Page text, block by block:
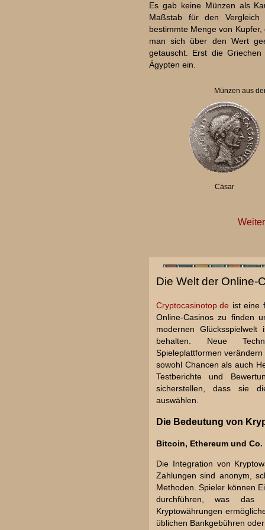
Es gab keine Münzen als
Maßstab für den Vergleich
bestimmte Menge von Kupfer,
man sich über den Wert
getauscht. Erst die
Ägypten ein.
Münzen aus
Cäsar
Die Welt der Online-
Cryptocasinotop.de ist eine
Online-Casinos zu finden
modernen
behalten. Neue
Spieleplattformen
sowohl Chancen als auch
Testberichte und
sicherstellen, dass sie
auswählen.
Die Bedeutung von
Bitcoin, Ethereum und Co.
Die Integration von
Zahlungen sind anonym,
Methoden. Spieler können
durchführen, was das
Kryptowährungen
üblichen Bankgebühren